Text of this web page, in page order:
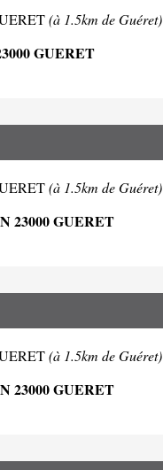
(à 1.5km de Guéret)
GUERET
(à 1.5km de Guéret)
23000 GUERET
(à 1.5km de Guéret)
23000 GUERET